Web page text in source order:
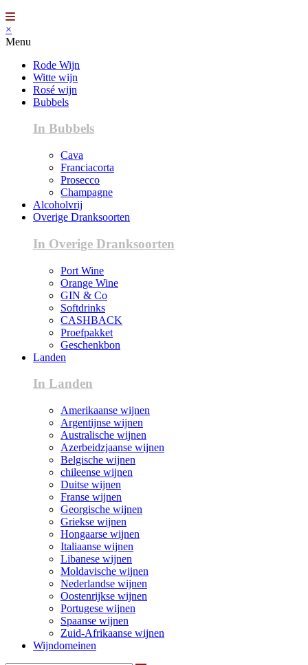
×
Menu
Rode Wijn
Witte wijn
Rosé wijn
Bubbels
In Bubbels
Cava
Franciacorta
Prosecco
Champagne
Alcoholvrij
Overige Dranksoorten
In Overige Dranksoorten
Port Wine
Orange Wine
GIN & Co
Softdrinks
CASHBACK
Proefpakket
Geschenkbon
Landen
In Landen
Amerikaanse wijnen
Argentijnse wijnen
Australische wijnen
Azerbeidzjaanse wijnen
Belgische wijnen
chileense wijnen
Duitse wijnen
Franse wijnen
Georgische wijnen
Griekse wijnen
Hongaarse wijnen
Italiaanse wijnen
Libanese wijnen
Moldavische wijnen
Nederlandse wijnen
Oostenrijkse wijnen
Portugese wijnen
Spaanse wijnen
Zuid-Afrikaanse wijnen
Wijndomeinen